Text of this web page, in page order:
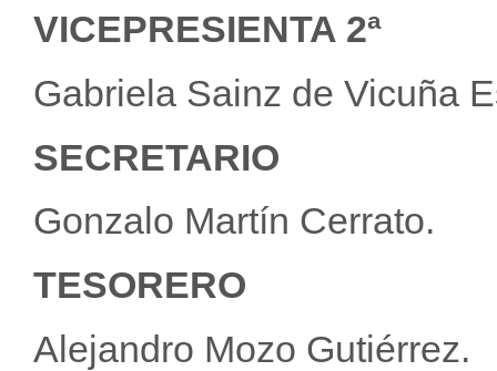
VICEPRESIENTA 2ª
Gabriela Sainz de Vicuña
SECRETARIO
Gonzalo Martín Cerrato.
TESORERO
Alejandro Mozo Gutiérrez.